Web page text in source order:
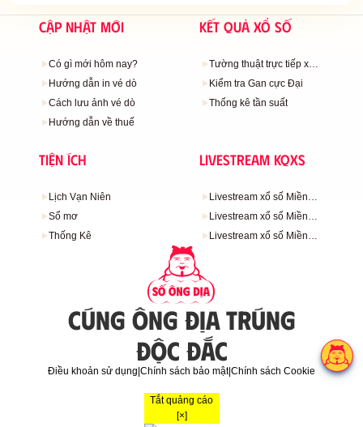
Cập nhật mới
Có gì mới hôm nay?
Hướng dẫn in vé dò
Cách lưu ảnh vé dò
Hướng dẫn về thuế
Kết quả xổ số
Tường thuật trực tiếp xổ
số
Kiểm tra Gan cực Đại
Thống kê tần suất
Tiện ích
Lịch Vạn Niên
Sổ mơ
Thống Kê
Livestream KQXS
Livestream xổ số Miền
Bắc
Livestream xổ số Miền
Trung
Livestream xổ số Miền
CÚNG ÔNG ĐỊA TRÚNG
ĐỘC ĐẮC
Điều khoản sử dụng Chính sách bảo mật Chính sách Cookie
Tắt quảng cáo
[×]